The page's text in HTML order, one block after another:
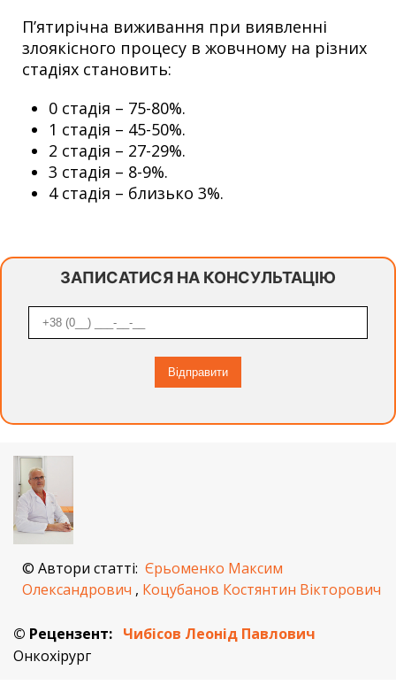
П’ятирічна виживання при виявленні
злоякісного процесу в жовчному на різних
стадіях становить:
0 стадія – 75-80%.
1 стадія – 45-50%.
2 стадія – 27-29%.
3 стадія – 8-9%.
4 стадія – близько 3%.
ЗАПИСАТИСЯ НА КОНСУЛЬТАЦІЮ
© Автори статті: Єрьоменко Максим
Олександрович , Коцубанов Костянтин Вікторович
© Рецензент: Чибісов Леонід Павлович
Онкохірург